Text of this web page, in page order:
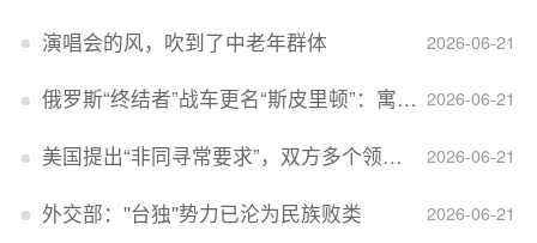
2026-06-21
演唱会的风，吹到了中老年群体
2026-06-21
俄罗斯“终结者”战车更名“斯皮里顿”：寓意强大可靠，彰显俄精神力量
2026-06-21
美国提出“非同寻常要求”，双方多个领域分歧依旧，印美贸易谈判进入“关键阶段”
2026-06-21
外交部：''台独''势力已沦为民族败类